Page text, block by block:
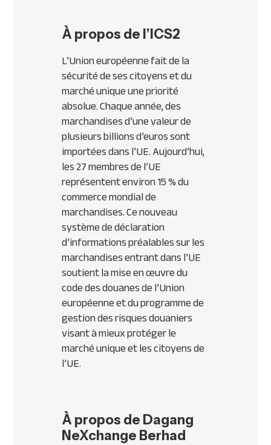
À propos de l’ICS2
L’Union européenne fait de la
sécurité de ses citoyens et du
marché unique une priorité
absolue. Chaque année, des
marchandises d’une valeur de
plusieurs billions d’euros sont
importées dans l’UE. Aujourd’hui,
les 27 membres de l’UE
représentent environ 15 % du
commerce mondial de
marchandises. Ce nouveau
système de déclaration
d’informations préalables sur les
marchandises entrant dans l’UE
soutient la mise en œuvre du
code des douanes de l’Union
européenne et du programme de
gestion des risques douaniers
visant à mieux protéger le
marché unique et les citoyens de
l’UE.
À propos de Dagang
NeXchange Berhad